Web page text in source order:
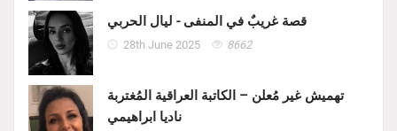
قصة غريبٌ في المنفى - ليال الحربي
28th June 2025 8662
تهميش غير مُعلن – الكاتبة العراقية المُغتربة
ناديا ابراهيمي